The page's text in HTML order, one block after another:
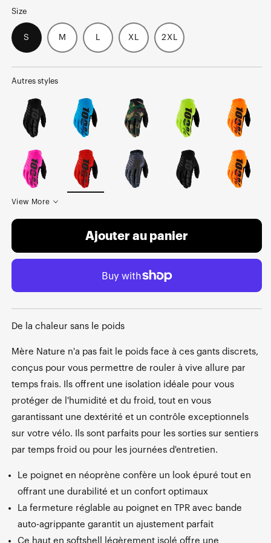
Size
S M L XL 2XL
Autres styles
View More
Ajouter au panier
De la chaleur sans le poids
Mère Nature n'a pas fait le poids face à ces gants discrets,
conçus pour vous permettre de rouler à vive allure par
temps frais. Ils offrent une isolation idéale pour vous
protéger de l'humidité et du froid, tout en vous
garantissant une dextérité et un contrôle exceptionnels
sur votre vélo. Ils sont parfaits pour les sorties sur sentiers
par temps froid ou pour les journées d'entretien.
Le poignet en néoprène confère un look épuré tout en
offrant une durabilité et un confort optimaux
La fermeture réglable au poignet en TPR avec bande
auto-agrippante garantit un ajustement parfait
Ce haut en softshell légèrement isolé offre une